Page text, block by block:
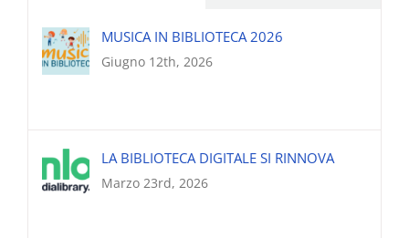
MUSICA IN BIBLIOTECA 2026
Giugno 12th, 2026
LA BIBLIOTECA DIGITALE SI RINNOVA
Marzo 23rd, 2026